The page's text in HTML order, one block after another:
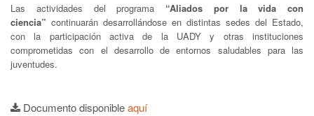
Las actividades del programa “Aliados por la vida con
ciencia” continuarán desarrollándose en distintas sedes del Estado,
con la participación activa de la UADY y otras instituciones
comprometidas con el desarrollo de entornos saludables para las
juventudes.
Documento disponibleaquí